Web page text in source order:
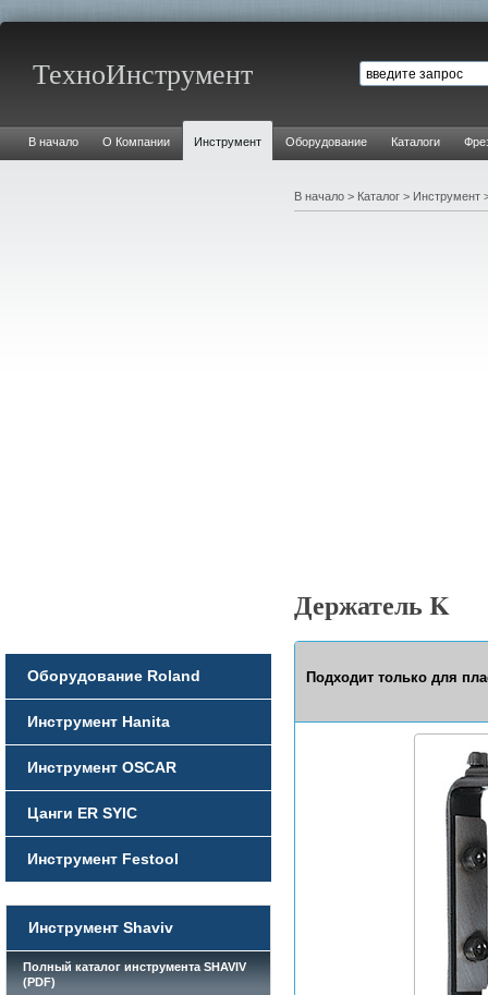
ТехноИнструмент
В начало О Компании Инструмент Оборудование Каталоги
Оборудование Roland
Инструмент Hanita
Инструмент OSCAR
Цанги ER SYIC
Инструмент Festool
Инструмент Shaviv
Полный каталог инструмента SHAVIV
(PDF)
В начало > Каталог > Инструмент
Держатель K
Подходит только для